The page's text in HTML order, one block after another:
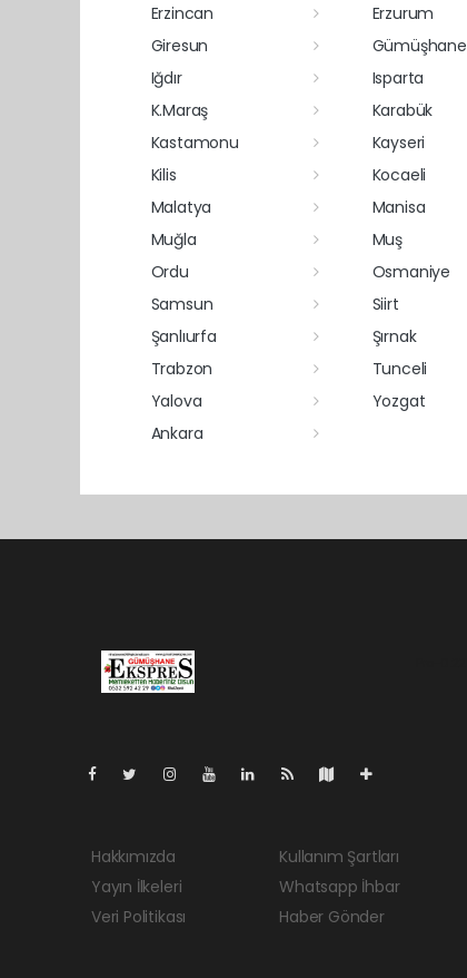
Erzincan
Erzurum
Giresun
Gümüşhane
Iğdır
Isparta
K.Maraş
Karabük
Kastamonu
Kayseri
Kilis
Kocaeli
Malatya
Manisa
Muğla
Muş
Ordu
Osmaniye
Samsun
Siirt
Şanlıurfa
Şırnak
Trabzon
Tunceli
Yalova
Yozgat
Ankara
Hakkımızda
Yayın İlkeleri
Veri Politikası
Kullanım Şartları
Whatsapp İhbar
Haber Gönder